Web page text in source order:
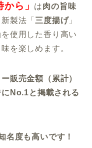
から」 は肉の旨味
製法「 三度揚げ」
使用した香り高い
を楽しめます。
販売金額（累計）
No.1と掲載される
名度も高いです！